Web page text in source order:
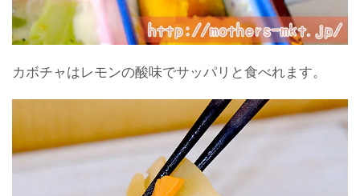
カボチャはレモンの酸味でサッパリと食べれます。